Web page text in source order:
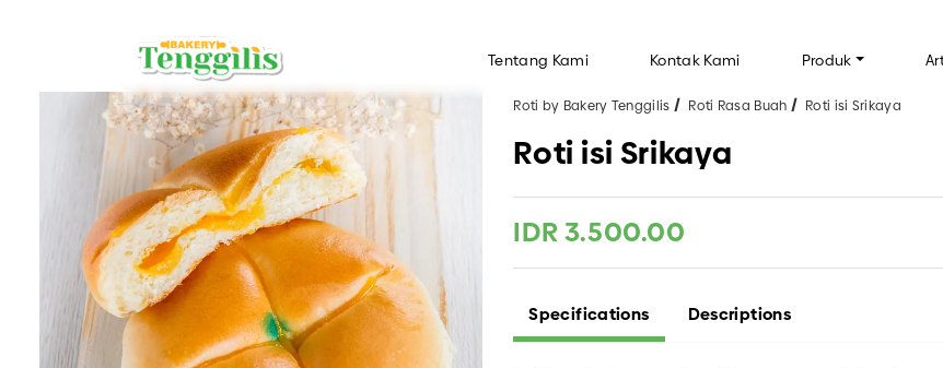
Tentang Kami Kontak Kami Produk
Roti Keju
Roti Rasa Buah
Roti Daging
Roti by Bakery Tenggilis Roti Rasa Buah Roti isi Srikaya
Roti isi Srikaya
IDR 3.500.00
Specifications Descriptions